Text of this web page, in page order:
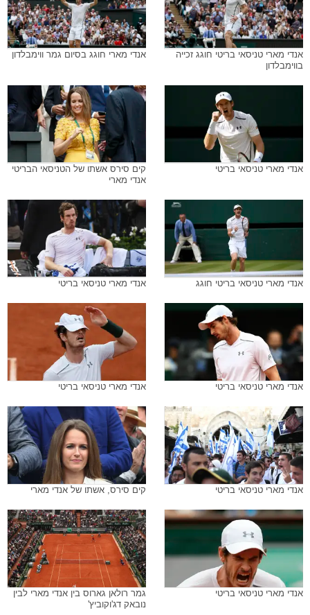
אנדי מארי טניסאי בריטי חוגג זכייה
בווימבלדון
אנדי מארי חוגג בסיום גמר ווימבלדון
אנדי מארי טניסאי בריטי
קים סירס אשתו של הטניסאי הבריטי
אנדי מארי
אנדי מארי טניסאי בריטי חוגג אנדי מארי טניסאי בריטי
אנדי מארי טניסאי בריטי אנדי מארי טניסאי בריטי
אנדי מארי טניסאי בריטי קים סירס, אשתו של אנדי מארי
אנדי מארי טניסאי בריטי
גמר רולאן גארוס בין אנדי מארי לבין
נובאק דג'וקוביץ'